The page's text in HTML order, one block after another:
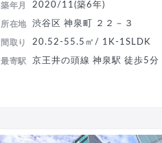
築年月 2020/11(築6年)
所在地 渋谷区 神泉町 ２２－３
間取り 20.52-55.5㎡/ 1K-1SLDK
最寄駅 京王井の頭線 神泉駅 徒歩5分